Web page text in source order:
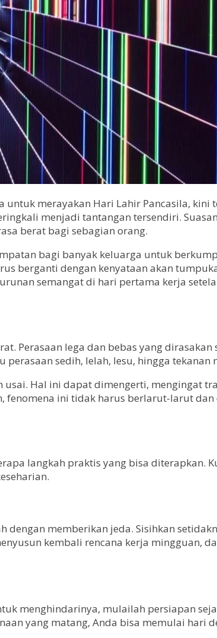
merayakan Hari Lahir Pancasila, kini
menjadi tantangan tersendiri.
berat bagi sebagian orang.
bagi banyak keluarga untuk
berganti dengan kenyataan akan
semangat di hari pertama kerja
Perasaan lega dan bebas yang
sedih, lelah, lesu, hingga tekanan
Hal ini dapat dimengerti, mengingat
ini tidak harus berlarut-larut
langkah praktis yang bisa diterapkan.
memberikan jeda. Sisihkan
kembali rencana kerja mingguan,
menghindarinya, mulailah persiapan
yang matang, Anda bisa memulai hari